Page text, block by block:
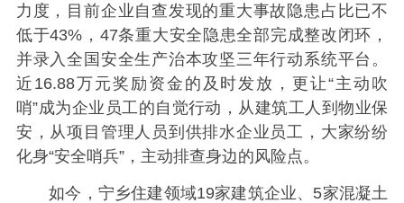
力度，目前企业自查发现的重大事故隐患占比已不
低于43%，47条重大安全隐患全部完成整改闭环，
并录入全国安全生产治本攻坚三年行动系统平台。
近16.88万元奖励资金的及时发放，更让“主动吹
哨”成为企业员工的自觉行动，从建筑工人到物业保
安，从项目管理人员到供排水企业员工，大家纷纷
化身“安全哨兵”，主动排查身边的风险点。
如今，宁乡住建领域19家建筑企业、5家混凝土